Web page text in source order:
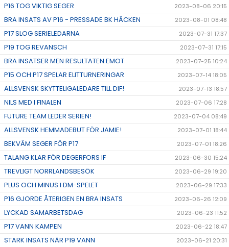
P16 TOG VIKTIG SEGER 2023-08-06 20:15
BRA INSATS AV P16 - PRESSADE BK HÄCKEN 2023-08-01 08:48
P17 SLOG SERIELEDARNA 2023-07-31 17:37
P19 TOG REVANSCH 2023-07-31 17:15
BRA INSATSER MEN RESULTATEN EMOT 2023-07-25 10:24
P15 OCH P17 SPELAR ELITTURNERINGAR 2023-07-14 18:05
ALLSVENSK SKYTTELIGALEDARE TILL DIF! 2023-07-13 18:57
NILS MED I FINALEN 2023-07-06 17:28
FUTURE TEAM LEDER SERIEN! 2023-07-04 08:49
ALLSVENSK HEMMADEBUT FÖR JAMIE! 2023-07-01 18:44
BEKVÄM SEGER FÖR P17 2023-07-01 18:26
TALANG KLAR FÖR DEGERFORS IF 2023-06-30 15:24
TREVLIGT NORRLANDSBESÖK 2023-06-29 19:20
PLUS OCH MINUS I DM-SPELET 2023-06-29 17:33
P16 GJORDE ÅTERIGEN EN BRA INSATS 2023-06-26 12:09
LYCKAD SAMARBETSDAG 2023-06-23 11:52
P17 VANN KAMPEN 2023-06-22 18:47
STARK INSATS NÄR P19 VANN 2023-06-21 20:31